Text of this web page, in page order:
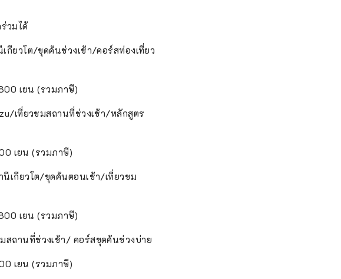
วมได้
กียวโต/ขุดค้นช่วงเช้า/คอร์สท่องเที่ยว
เยน (รวมภาษี)
เที่ยวชมสถานที่ช่วงเช้า/หลักสูตร
เยน (รวมภาษี)
เกียวโต/ขุดค้นตอนเช้า/เที่ยวชม
เยน (รวมภาษี)
สถานที่ช่วงเช้า/ คอร์สขุดค้นช่วงบ่าย
เยน (รวมภาษี)